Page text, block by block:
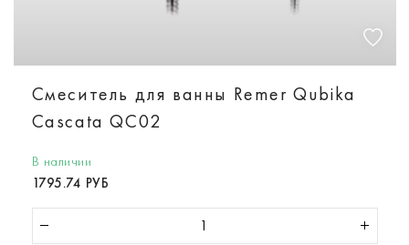
Смеситель для ванны Remer Qubika
Cascata QC02
В наличии
1795.74 РУБ